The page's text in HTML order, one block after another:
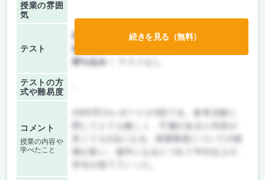
授業の雰囲
気
テスト
前期/中間：
レポートのみ
後期/期末：
持ち込み：
テストの方
式や難易度
コメント
授業の内容や
学べたこと
2000字のレポートが3回でる。参考文献に
関してとても厳しく、不備があると内容が
摘が多い。後半になるにつれて半分以上の
続きを見る（無料）